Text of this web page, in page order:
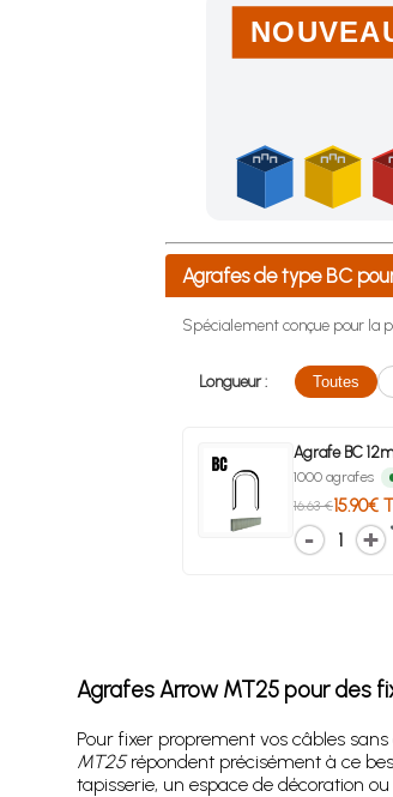
Achetez 4 sachets ou
Agrafes de type BC
Spécialement conçue pour la
Longueur : Toutes
Agrafe BC
1000 agrafes
16.63 €15.90€
1
Agrafes Arrow MT25 pour des
Pour fixer proprement vos câbles
MT25répondent précisément à ce
tapisserie, un espace de décoration